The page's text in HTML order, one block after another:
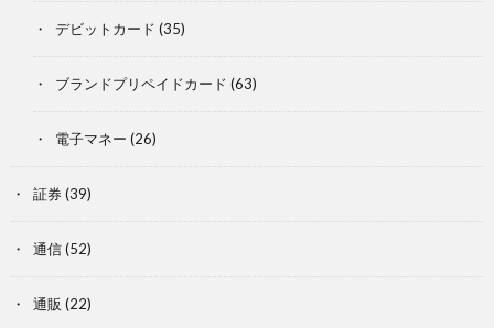
デビットカード (35)
ブランドプリペイドカード (63)
電子マネー (26)
証券(39)
通信(52)
通販 (22)